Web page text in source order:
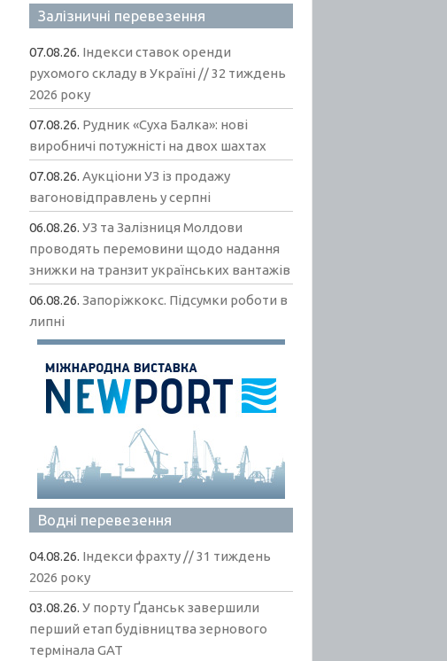
Залізничні перевезення
07.08.26. Індекси ставок оренди
рухомого складу в Україні // 32 тиждень
2026 року
07.08.26. Рудник «Суха Балка»: нові
виробничі потужністі на двох шахтах
07.08.26.Аукціони УЗ із продажу
вагоновідправлень у серпні
06.08.26.УЗ та Залізниця Молдови
проводять перемовини щодо надання
знижки на транзит українських вантажів
06.08.26.Запоріжкокс. Підсумки роботи в
липні
Водні перевезення
04.08.26. Індекси фрахту // 31 тиждень
2026 року
03.08.26.У порту Ґданськ завершили
перший етап будівництва зернового
термінала GAT